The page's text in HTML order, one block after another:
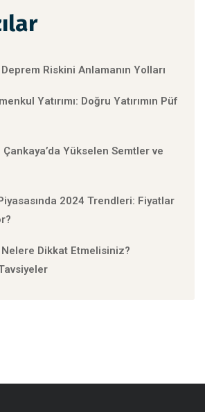
Riskini Anlamanın Yolları
Yatırımı: Doğru Yatırımın Püf
Yükselen Semtler ve
2024 Trendleri: Fiyatlar
Nelere Dikkat Etmelisiniz?